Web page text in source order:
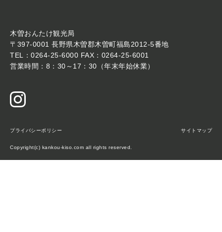
木曽おんたけ観光局
〒397-0001 長野県木曽郡木曽町福島2012-5番地
TEL：0264-25-6000 FAX：0264-25-6001
営業時間：8：30～17：30（年末年始休業）
プライバシーポリシー サイトマップ
Copyright(c) kankou-kiso.com all rights reserved.